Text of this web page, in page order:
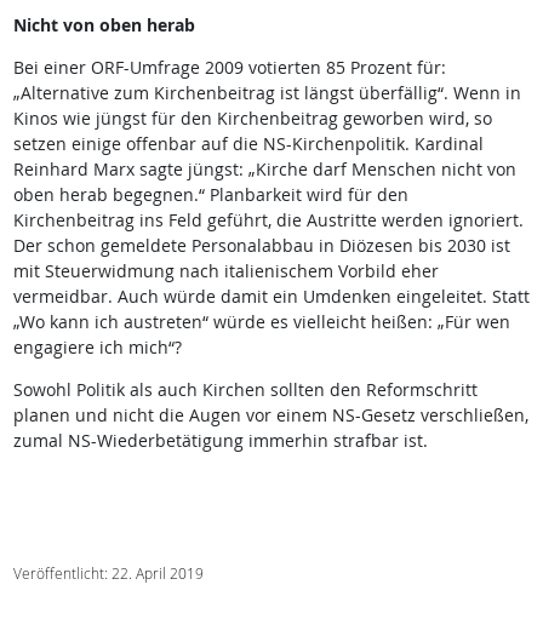
Nicht von oben herab
Bei einer ORF-Umfrage 2009 votierten 85 Prozent für:
„Alternative zum Kirchenbeitrag ist längst überfällig“. Wenn in
Kinos wie jüngst für den Kirchenbeitrag geworben wird, so
setzen einige offenbar auf die NS-Kirchenpolitik. Kardinal
Reinhard Marx sagte jüngst: „Kirche darf Menschen nicht von
oben herab begegnen.“ Planbarkeit wird für den
Kirchenbeitrag ins Feld geführt, die Austritte werden ignoriert.
Der schon gemeldete Personalabbau in Diözesen bis 2030 ist
mit Steuerwidmung nach italienischem Vorbild eher
vermeidbar. Auch würde damit ein Umdenken eingeleitet. Statt
„Wo kann ich austreten“ würde es vielleicht heißen: „Für wen
engagiere ich mich“?
Sowohl Politik als auch Kirchen sollten den Reformschritt
planen und nicht die Augen vor einem NS-Gesetz verschließen,
zumal NS-Wiederbetätigung immerhin strafbar ist.
Veröffentlicht: 22. April 2019